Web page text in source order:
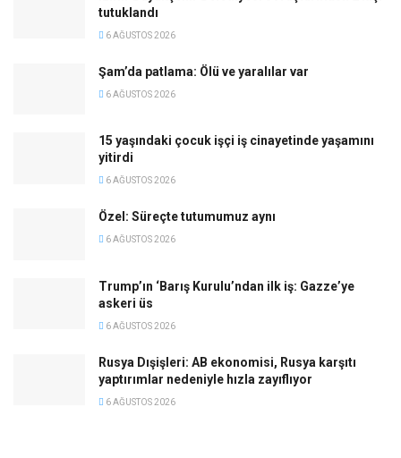
tutuklandı
6 AĞUSTOS 2026
Şam’da patlama: Ölü ve yaralılar var
6 AĞUSTOS 2026
15 yaşındaki çocuk işçi iş cinayetinde yaşamını
yitirdi
6 AĞUSTOS 2026
Özel: Süreçte tutumumuz aynı
6 AĞUSTOS 2026
Trump’ın ‘Barış Kurulu’ndan ilk iş: Gazze’ye
askeri üs
6 AĞUSTOS 2026
Rusya Dışişleri: AB ekonomisi, Rusya karşıtı
yaptırımlar nedeniyle hızla zayıflıyor
6 AĞUSTOS 2026